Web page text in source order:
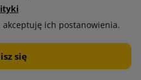
akceptuję ich postanowienia.